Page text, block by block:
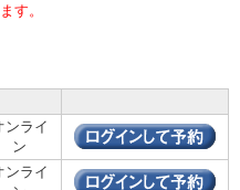
す。
ンライ
ン
ンライ